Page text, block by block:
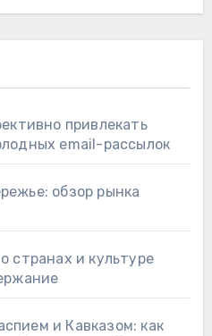
привлекать
email-рассылок
обзор рынка
странах и культуре
и Кавказом: как